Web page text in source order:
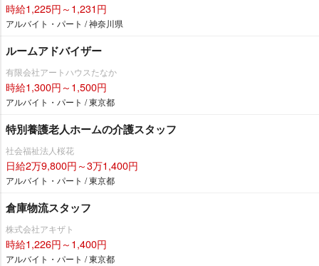
時給1,225円～1,231円
アルバイト・パート / 神奈川県
ルームアドバイザー
有限会社アートハウスたなか
時給1,300円～1,500円
アルバイト・パート / 東京都
特別養護老人ホームの介護スタッフ
社会福祉法人桜花
日給2万9,800円～3万1,400円
アルバイト・パート / 東京都
倉庫物流スタッフ
株式会社アキザト
時給1,226円～1,400円
アルバイト・パート / 東京都